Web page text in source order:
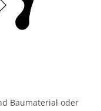
Baumaterial oder